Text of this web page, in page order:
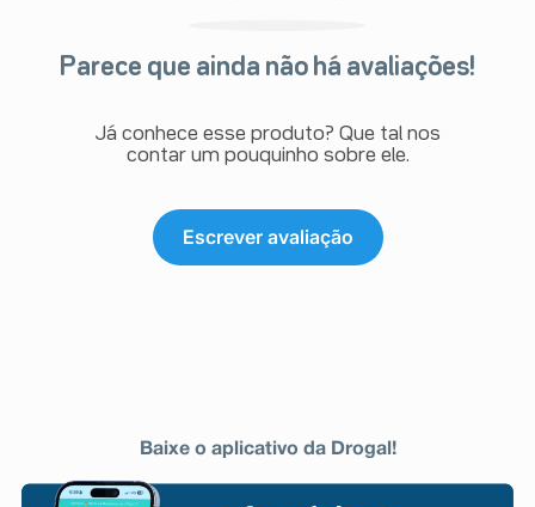
Parece que ainda não há avaliações!
Já conhece esse produto? Que tal nos
contar um pouquinho sobre ele.
Escrever avaliação
Baixe o aplicativo da Drogal!